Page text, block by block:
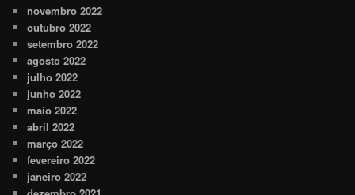
novembro 2022
outubro 2022
setembro 2022
agosto 2022
julho 2022
junho 2022
maio 2022
abril 2022
março 2022
fevereiro 2022
janeiro 2022